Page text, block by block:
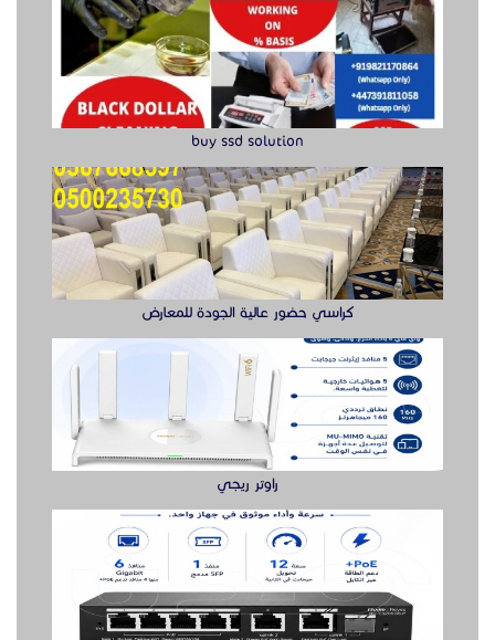
buy ssd solution
كراسي حضور عالية الجودة للمعارض
راوتر ريجي